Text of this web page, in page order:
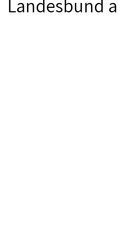
Landesbund